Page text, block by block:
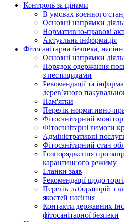
Контроль за цінами
В умовах воєнного
Основні напрямки
Нормативно-правові
Актуальна інформація
Фітосанітарна безпека,
Основні напрямки
Порядок одержання
з пестицидами
Рекомендації та
дерев’яного
Пам'ятки
Перелік нормативно-
Фітосанітарний
Фітосанітарні вимоги
Адміністративні
Фітосанітарний стан
Розпорядження про
карантинного режиму
Бланки заяв
Рекомендації щодо
Перелік лабораторій з
якостей насіння
Контакти державних
фітосанітарної безпеки